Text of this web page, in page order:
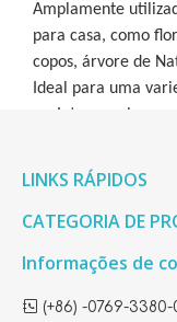
Amplamente
para casa, como
copos, árvore de
Ideal para uma
projetos escolares
LINKS RÁPIDOS
CATEGORIA DE
Informações de
 (+86) -0769-3380-